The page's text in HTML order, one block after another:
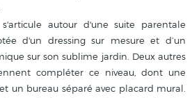
autour d'une suite parentale
d'un dressing sur mesure et d’un
sur son sublime jardin. Deux autres
compléter ce niveau, dont une
un bureau séparé avec placard mural.